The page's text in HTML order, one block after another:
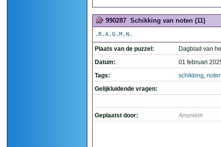
990287 Schikking van noten (11)
.R.A.G.M.N.
Plaats van de puzzel:
Dagblad van
Datum:
01 februari
Tags:
schikking,
Gelijkluidende vragen:
Geplaatst door: Anoniem